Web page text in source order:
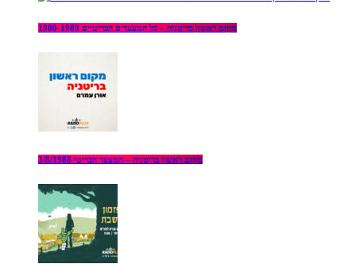
מקום ראשון בריטניה – כל המצעדים הבריטיים 1980-1989
מקום ראשון בריטניה – המצעד הבריטי 3/8/1988